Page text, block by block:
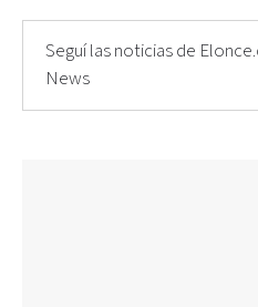
Seguí las noticias de
News